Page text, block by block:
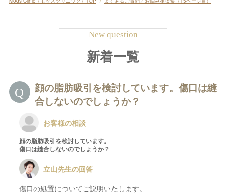
新着一覧
顔の脂肪吸引を検討しています。傷口は縫
合しないのでしょうか？
お客様の相談
顔の脂肪吸引を検討しています。
傷口は縫合しないのでしょうか？
立山先生の回答
傷口の処置についてご説明いたします。